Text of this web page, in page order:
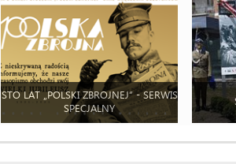
STO LAT „POLSKI ZBROJNEJ” - SERWIS
SPECJALNY